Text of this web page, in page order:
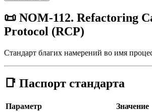
📜 NOM-112. Refactoring
Protocol (RCP)
Стандарт благих намерений во имя
📑 Паспорт стандарта
Параметр
Значение